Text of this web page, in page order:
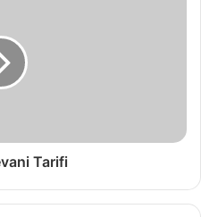
Tarifi